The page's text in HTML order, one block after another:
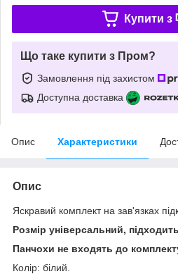
Купити з
Що таке купити з Пром?
Замовлення під захистом
Доступна доставка
Опис Характеристики
Опис
Яскравий комплект на зав'язках
Розмір універсальний,
Панчохи не входять до
Колір: білий.